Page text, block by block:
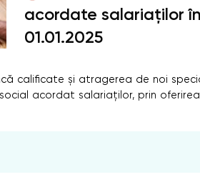
acordate salariaților
01.01.2025
calificate și atragerea de noi
acordat salariaților, prin